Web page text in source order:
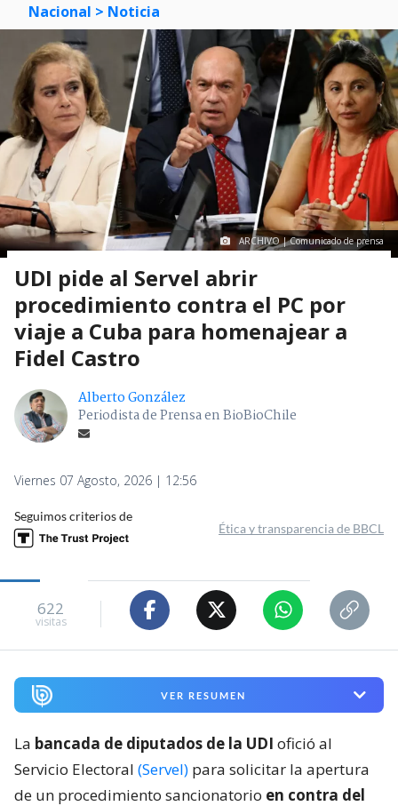
Nacional > Noticia
ARCHIVO | Comunicado de prensa
UDI pide al Servel abrir
procedimiento contra el PC por
viaje a Cuba para homenajear a
Fidel Castro
Alberto González
Periodista de Prensa en BioBioChile
Viernes 07 Agosto, 2026 | 12:56
Seguimos criterios de
Ética y transparencia de BBCL
622
visitas
VER RESUMEN
La bancada de diputados de la UDI ofició al
Servicio Electoral (Servel) para solicitar la apertura
de un procedimiento sancionatorio en contra del